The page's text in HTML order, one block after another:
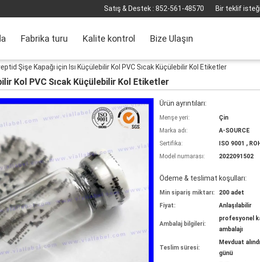
Satış & Destek : 852-561-48570 Bir teklif isteği
Fabrika turu Kalite kontrol Bize Ulaşın
Şişe Kapağı için Isı Küçülebilir Kol PVC Sıcak Küçülebilir Kol Etiketler
Kol PVC Sıcak Küçülebilir Kol Etiketler
Ürün ayrıntıları:
Menşe yeri:
Çin
Marka adı:
A-SOURCE
Sertifika:
ISO 9001 ,
Model numarası:
2022091502
Ödeme & teslimat koşulları:
Min sipariş miktarı:
200 adet
Fiyat:
Anlaşılabilir
Ambalaj bilgileri:
profesyonel
ambalajı
Teslim süresi:
Mevduat
günü